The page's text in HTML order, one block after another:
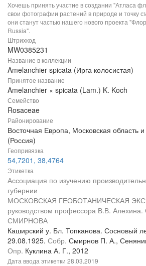
Хочешь принять участие в создании "Атласа
свои фотографии растений в природе и точку
они станут частью нашего нового проекта
Russia".
Штрихкод
MW0385231
Название в коллекции
Amelanchier spicata (Ирга колосистая)
Принятое название
Amelanchier × spicata (Lam.) K. Koch
Семейство
Rosaceae
Районирование
Восточная Европа, Московская область
(Россия)
Геопривязка
54,7201, 38,4764
Этикетка
Ассоциация по изучению
губернии
МОСКОВСКАЯ ГЕОБОТАНИЧЕСКАЯ
руководством профессора В.В.
СМИРНОВА
Каширский у. Бл. Топканова. Сосновый
29.08.1925. Собр. Смирнов П. А.,
Опр. Куклина А. Г., 2012
Дата ввода этикетки 28.03.2019